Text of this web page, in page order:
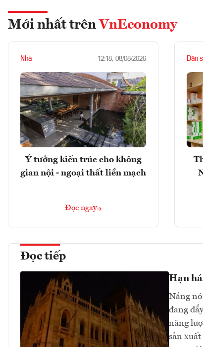
Mới nhất trên VnEconomy
Nhà 12:18, 08/08/2026
Ý tưởng kiến trúc cho không
gian nội - ngoại thất liền mạch
Đọc ngay
Dân
Đọc tiếp
Hạn
Nắng
đang
năng
sản